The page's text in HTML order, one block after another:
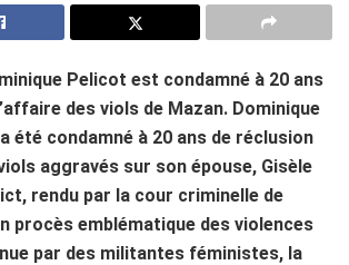
Pelicot est condamné à 20 ans
des viols de Mazan. Dominique
été condamné à 20 ans de réclusion
aggravés sur son épouse, Gisèle
rendu par la cour criminelle de
procès emblématique des violences
par des militantes féministes, la